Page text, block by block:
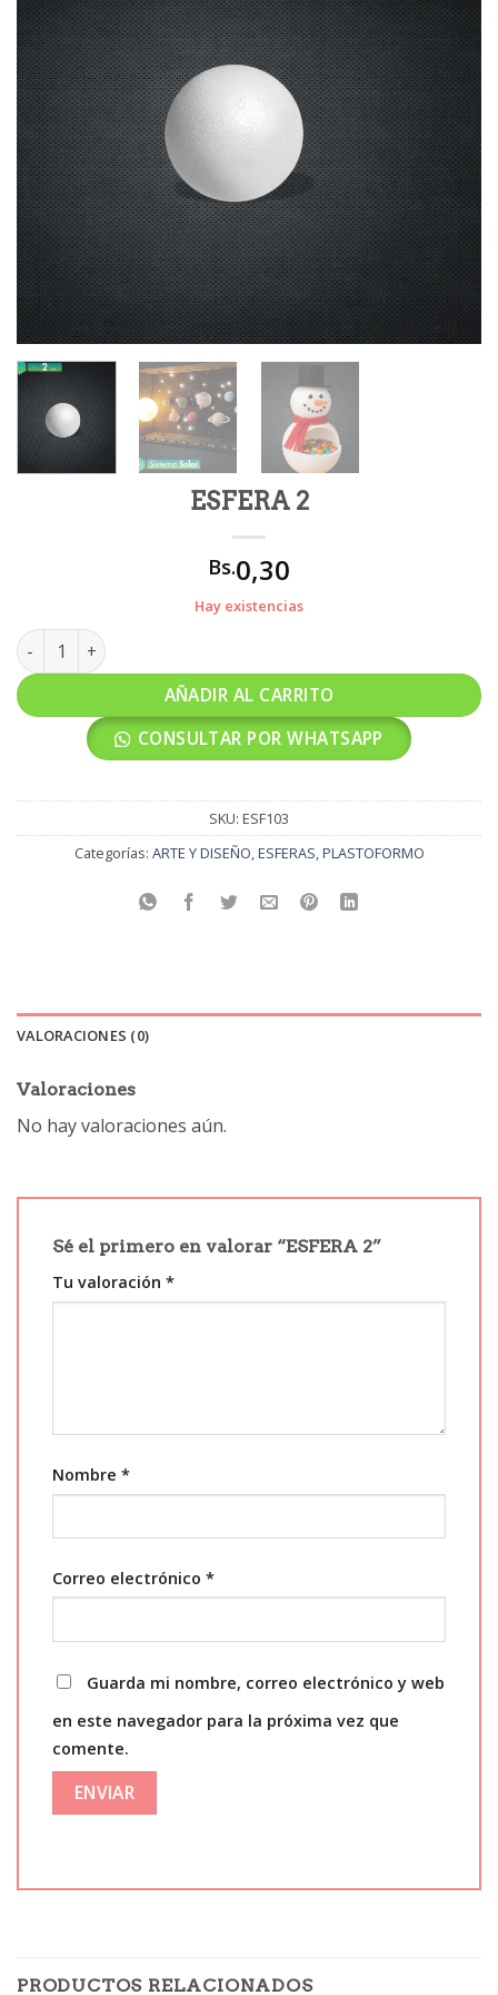
ESFERA 2
Bs.0,30
Hay existencias
ESFERA 2 cantidad
AÑADIR AL CARRITO
CONSULTAR POR WHATSAPP
SKU: ESF103
Categorías: ARTE Y DISEÑO,ESFERAS,PLASTOFORMO
VALORACIONES (0)
Valoraciones
No hay valoraciones aún.
Sé el primero en valorar “ESFERA 2”
Tu valoración *
Nombre *
Correo electrónico *
Guarda mi nombre, correo electrónico y web
en este navegador para la próxima vez que
comente.
PRODUCTOS RELACIONADOS